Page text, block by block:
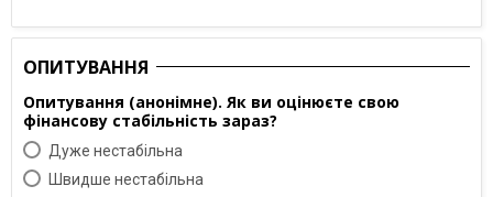
ОПИТУВАННЯ
Опитування (анонімне). Як ви оцінюєте свою
фінансову стабільність зараз?
Дуже нестабільна
Швидше нестабільна